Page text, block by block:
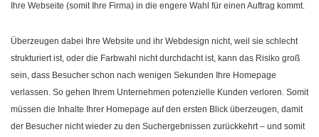
Ihre Webseite (somit Ihre Firma) in die engere Wahl für einen Auftrag kommt.
Überzeugen dabei Ihre Website und ihr Webdesign nicht, weil sie schlecht
strukturiert ist, oder die Farbwahl nicht durchdacht ist, kann das Risiko groß
sein, dass Besucher schon nach wenigen Sekunden Ihre Homepage
verlassen. So gehen Ihrem Unternehmen potenzielle Kunden verloren. Somit
müssen die Inhalte Ihrer Homepage auf den ersten Blick überzeugen, damit
der Besucher nicht wieder zu den Suchergebnissen zurückkehrt – und somit